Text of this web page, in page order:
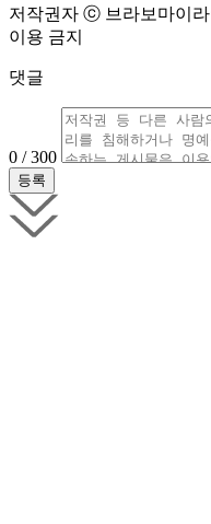
저작권자 ⓒ 브라보마이
이용 금지
댓글
0 / 300